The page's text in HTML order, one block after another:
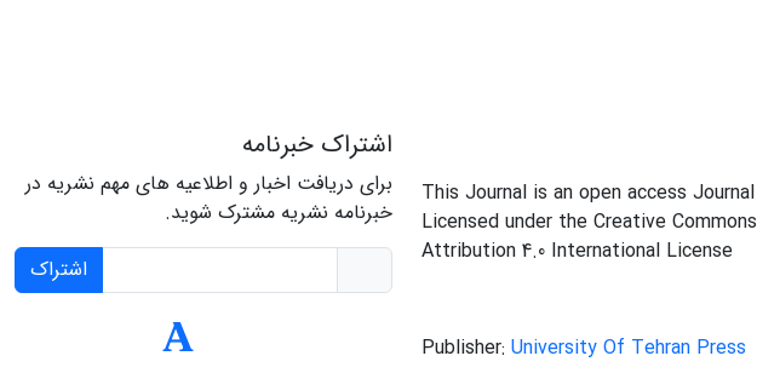
This Journal is an open access Journal
Licensed under the Creative Commons
Attribution 4.0 International License
Publisher: University Of Tehran Press
اشتراک خبرنامه
برای دریافت اخبار و اطلاعیه های مهم نشریه در
خبرنامه نشریه مشترک شوید.
اشتراک